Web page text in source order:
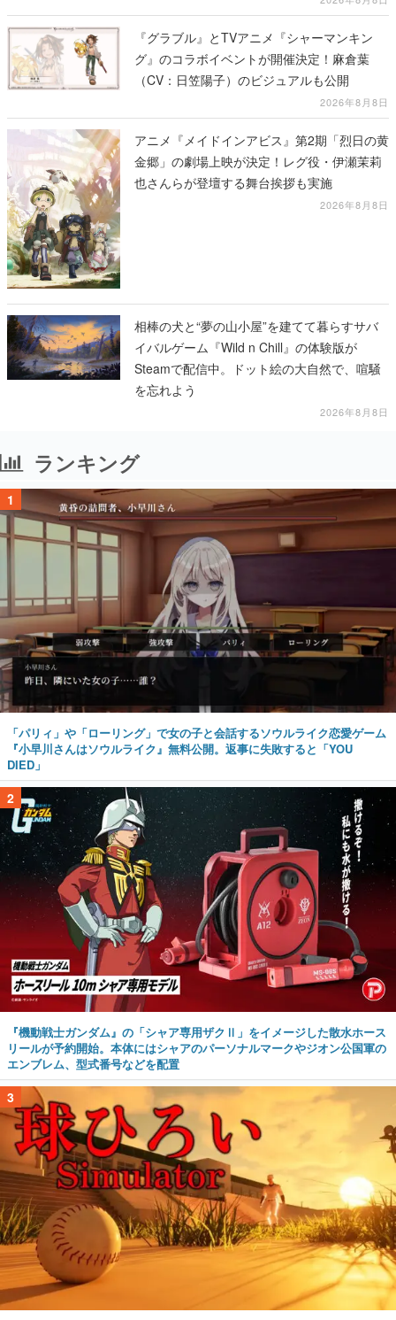
『グラブル』とTVアニメ『シャーマンキン
グ』のコラボイベントが開催決定！麻倉葉
（CV：日笠陽子）のビジュアルも公開
2026年8月8日
アニメ『メイドインアビス』第2期「烈日の黄
金郷」の劇場上映が決定！レグ役・伊瀬茉莉
也さんらが登壇する舞台挨拶も実施
2026年8月8日
相棒の犬と“夢の山小屋”を建てて暮らすサバ
イバルゲーム『Wild n Chill』の体験版が
Steamで配信中。ドット絵の大自然で、喧騒
を忘れよう
2026年8月8日
ランキング
1
「パリィ」や「ローリング」で女の子と会話するソウルライク恋愛ゲーム
『小早川さんはソウルライク』無料公開。返事に失敗すると「YOU
DIED」
2
『機動戦士ガンダム』の「シャア専用ザクⅡ」をイメージした散水ホース
リールが予約開始。本体にはシャアのパーソナルマークやジオン公国軍の
エンブレム、型式番号などを配置
3